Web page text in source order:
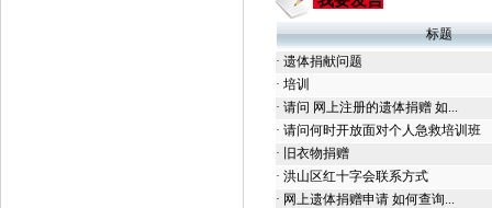
标题
· 遗体捐献问题
· 培训
· 请问 网上注册的遗体捐赠 如...
· 请问何时开放面对个人急救培训班
·
旧衣物捐赠
· 洪山区红十字会联系方式
· 网上遗体捐赠申请 如何查询...